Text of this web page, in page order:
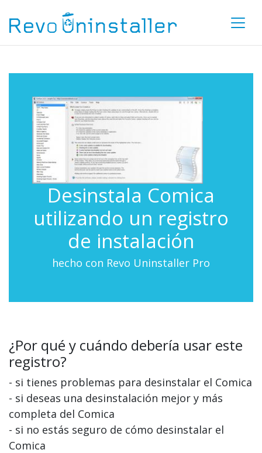
Desinstala Comica
utilizando un registro
de instalación
hecho con Revo Uninstaller Pro
¿Por qué y cuándo debería usar este
registro?
- si tienes problemas para desinstalar el Comica
- si deseas una desinstalación mejor y más
completa del Comica
- si no estás seguro de cómo desinstalar el
Comica